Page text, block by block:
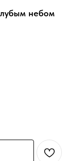
небом